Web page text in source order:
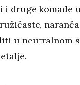
i druge komade
u neutralnom